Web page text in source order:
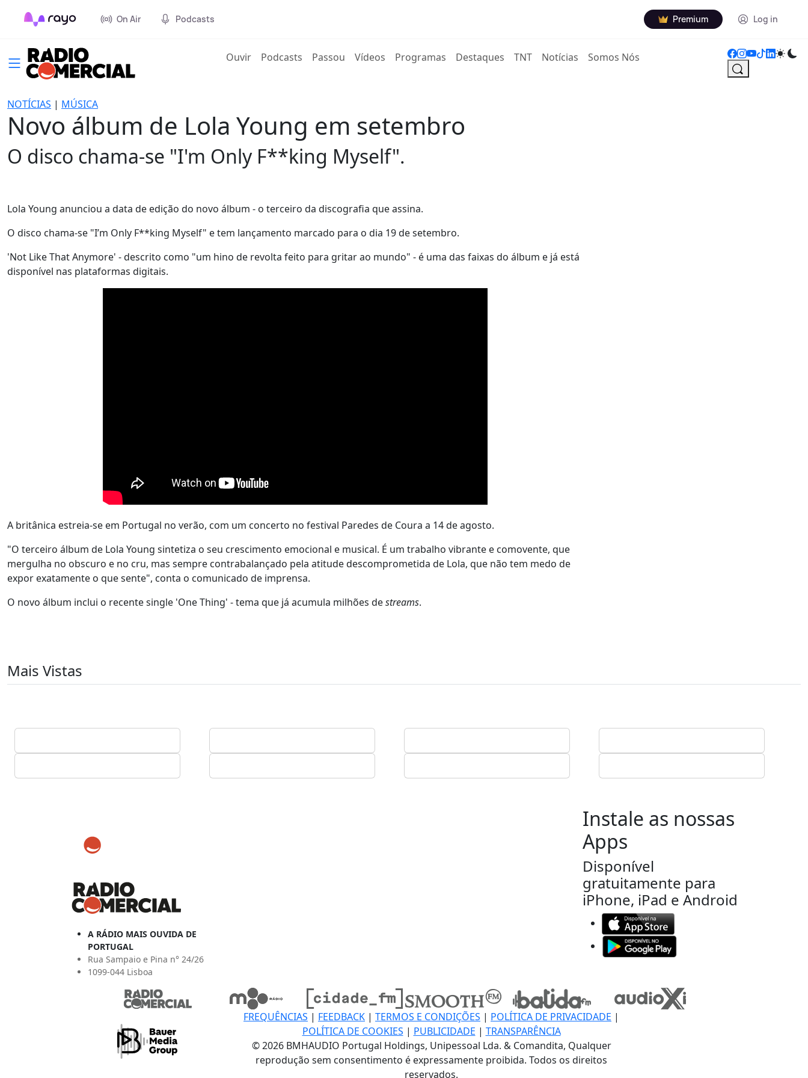
On Air Podcasts Premium Log in
Ouvir(current)
Podcasts Passou Vídeos Programas Destaques TNT Notícias Somos Nós
NOTÍCIAS | MÚSICA
Novo álbum de Lola Young em setembro
O disco chama-se "I'm Only F**king Myself".
Lola Young anunciou a data de edição do novo álbum - o terceiro da discografia que assina.
O disco chama-se "I’m Only F**king Myself" e tem lançamento marcado para o dia 19 de setembro.
'Not Like That Anymore' - descrito como "um hino de revolta feito para gritar ao mundo" - é uma das faixas do álbum e já está
disponível nas plataformas digitais.
A britânica estreia-se em Portugal no verão, com um concerto no festival Paredes de Coura a 14 de agosto.
"O terceiro álbum de Lola Young sintetiza o seu crescimento emocional e musical. É um trabalho vibrante e comovente, que
mergulha no obscuro e no cru, mas sempre contrabalançado pela atitude descomprometida de Lola, que não tem medo de
expor exatamente o que sente", conta o comunicado de imprensa.
O novo álbum inclui o recente single 'One Thing' - tema que já acumula milhões destreams.
Mais Vistas
A RÁDIO MAIS OUVIDA DE
PORTUGAL
Rua Sampaio e Pina n° 24/26
1099-044 Lisboa
Instale as nossas
Apps
Disponível
gratuitamente para
iPhone, iPad e Android
FREQUÊNCIAS | FEEDBACK | TERMOS E CONDIÇÕES | POLÍTICA DE PRIVACIDADE |
POLÍTICA DE COOKIES | PUBLICIDADE | TRANSPARÊNCIA
© 2026 BMHAUDIO Portugal Holdings, Unipessoal Lda. & Comandita, Qualquer
reprodução sem consentimento é expressamente proibida. Todos os direitos
reservados.